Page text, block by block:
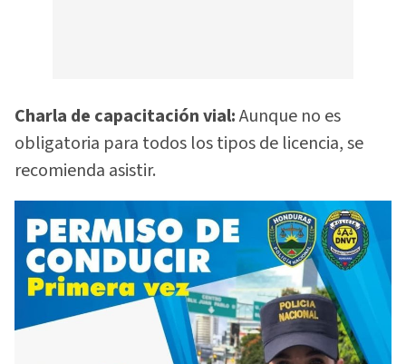
Charla de capacitación vial:Aunque no es
obligatoria para todos los tipos de licencia, se
recomienda asistir.